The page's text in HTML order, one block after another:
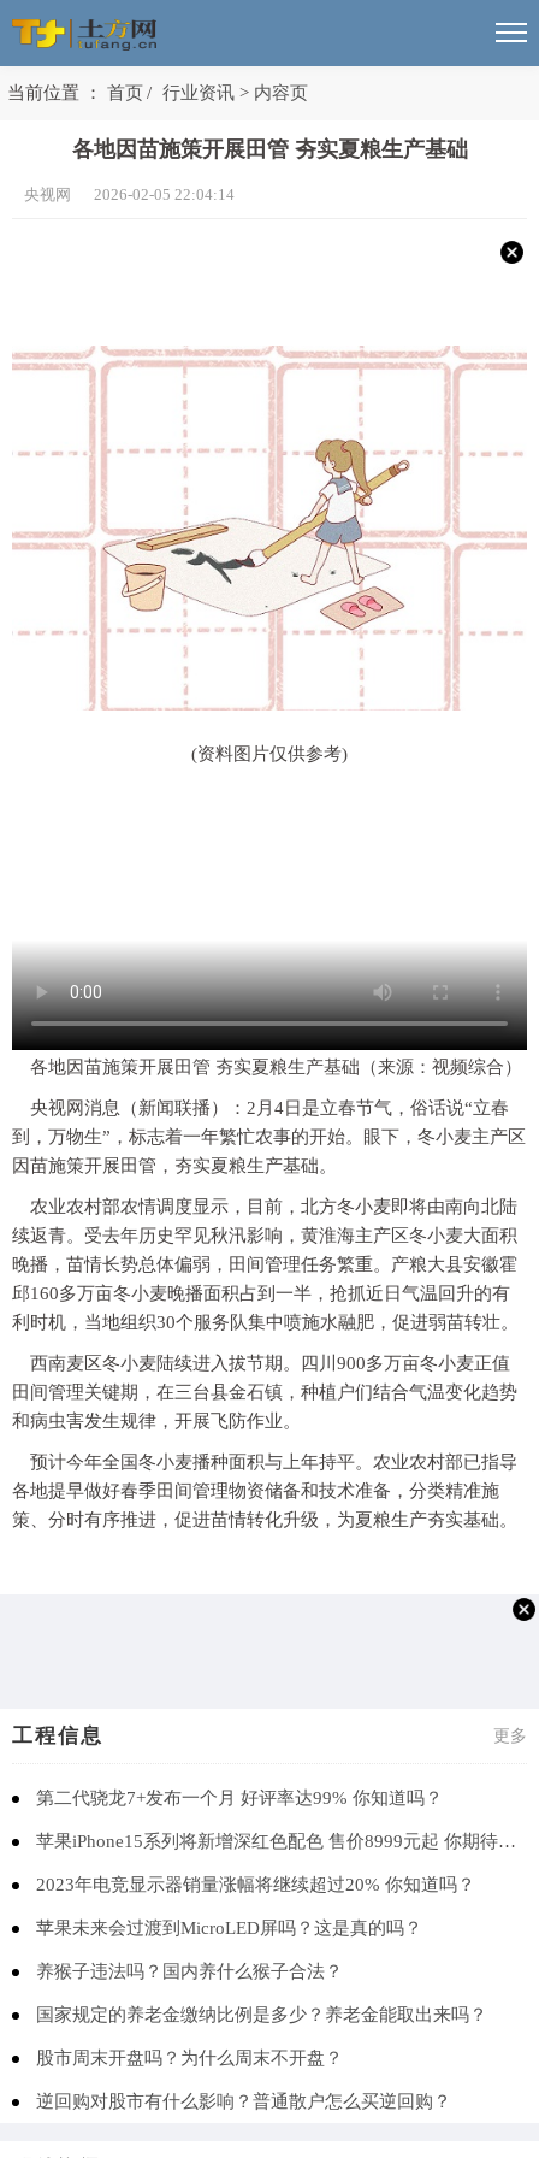
当前位置 ： 首页/ 行业资讯 > 内容页
各地因苗施策开展田管 夯实夏粮生产基础
央视网 2026-02-05 22:04:14
(资料图片仅供参考)
各地因苗施策开展田管 夯实夏粮生产基础（来源：视频综合）
央视网消息（新闻联播）：2月4日是立春节气，俗话说“立春
到，万物生”，标志着一年繁忙农事的开始。眼下，冬小麦主产区
因苗施策开展田管，夯实夏粮生产基础。
农业农村部农情调度显示，目前，北方冬小麦即将由南向北陆
续返青。受去年历史罕见秋汛影响，黄淮海主产区冬小麦大面积
晚播，苗情长势总体偏弱，田间管理任务繁重。产粮大县安徽霍
邱160多万亩冬小麦晚播面积占到一半，抢抓近日气温回升的有
利时机，当地组织30个服务队集中喷施水融肥，促进弱苗转壮。
西南麦区冬小麦陆续进入拔节期。四川900多万亩冬小麦正值
田间管理关键期，在三台县金石镇，种植户们结合气温变化趋势
和病虫害发生规律，开展飞防作业。
预计今年全国冬小麦播种面积与上年持平。农业农村部已指导
各地提早做好春季田间管理物资储备和技术准备，分类精准施
策、分时有序推进，促进苗情转化升级，为夏粮生产夯实基础。
工程信息 更多
第二代骁龙7+发布一个月 好评率达99% 你知道吗？
苹果iPhone15系列将新增深红色配色 售价8999元起 你期待吗？
2023年电竞显示器销量涨幅将继续超过20% 你知道吗？
苹果未来会过渡到MicroLED屏吗？这是真的吗？
养猴子违法吗？国内养什么猴子合法？
国家规定的养老金缴纳比例是多少？养老金能取出来吗？
股市周末开盘吗？为什么周末不开盘？
逆回购对股市有什么影响？普通散户怎么买逆回购？